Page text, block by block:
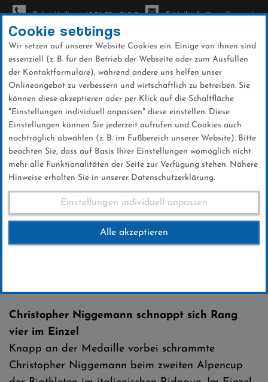
Direkt
zum
Inhalt
Ticket-Hotline: +49 56 32 - 960-0 E-Mail: info@sc-willingen.de
News
Club-News 13.01.2019
13 .Januar 2019
Christopher Niggemann schnappt sich Rang
vier im Einzel
Knapp an der Medaille vorbei schrammte
Christopher Niggemann beim zweiten Alpencup
Cookie settings
Wir setzen auf unserer Website Cookies ein. Einige von ihnen sind
essenziell (z. B. für den Betrieb der Webseite oder zum Ausfüllen
der Kontaktformulare), während andere uns helfen unser
Onlineangebot zu verbessern und wirtschaftlich zu betreiben. Sie
können diese akzeptieren oder per Klick auf die Schaltfläche
"Einstellungen individuell anpassen" diese einstellen. Diese
Einstellungen können Sie jederzeit aufrufen und Cookies auch
nachträglich abwählen (z. B. im Fußbereich unserer Website). Bitte
beachten Sie, dass auf Basis Ihrer Einstellungen womöglich nicht
mehr alle Funktionalitäten der Seite zur Verfügung stehen. Nähere
Hinweise erhalten Sie in unserer Datenschutzerklärung.
Einstellungen individuell anpassen
Alle akzeptieren